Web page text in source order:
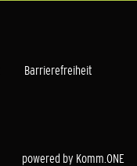
Barrierefreiheit
powered by Komm.ONE